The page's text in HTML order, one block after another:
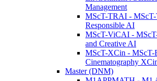
Management
MScT-TRAI - MScT-
Responsible AI
MScT-ViCAI -
and Creative AI
MScT-XCin - MScT-
Cinematography
Master (DNM)